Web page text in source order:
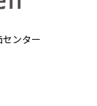
ンター